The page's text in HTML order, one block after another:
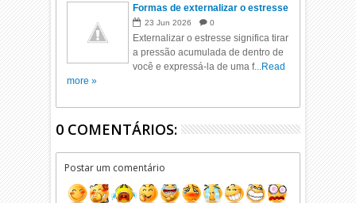
Formas de externalizar o estresse
23 Jun 2026 0
Externalizar o estresse significa tirar
a pressão acumulada de dentro de
você e expressá-la de uma f...Read
more »
0 COMENTÁRIOS:
Postar um comentário